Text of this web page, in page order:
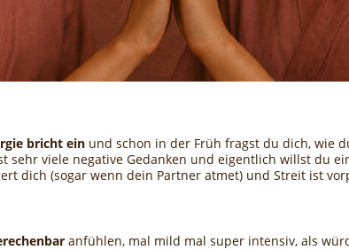
bricht ein und schon in der Früh fragst du dich, wie
sehr viele negative Gedanken und eigentlich willst du
dich (sogar wenn dein Partner atmet) und Streit ist
anfühlen, mal mild mal super intensiv, als